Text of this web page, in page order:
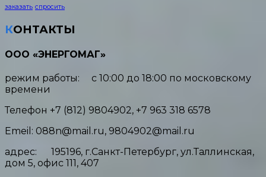
заказать спросить
КОНТАКТЫ
ООО «ЭНЕРГОМАГ»
режим работы: с 10:00 до 18:00 по московскому
времени
Телефон +7 (812) 9804902, +7 963 318 6578
Emeil: 088n@mail.ru, 9804902@mail.ru
адрес: 195196, г.Санкт-Петербург, ул.Таллинская,
дом 5, офис 111, 407